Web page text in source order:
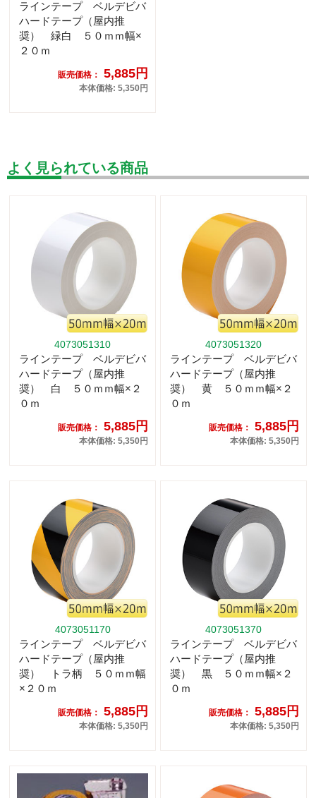
ラインテープ ベルデビバ
ハードテープ（屋内推
奨） 緑白 ５０ｍｍ幅×
２０ｍ
販売価格： 5,885円
本体価格: 5,350円
よく見られている商品
4073051310
ラインテープ ベルデビバ
ハードテープ（屋内推
奨） 白 ５０ｍｍ幅×２
０ｍ
販売価格： 5,885円
本体価格: 5,350円
4073051320
ラインテープ ベルデビバ
ハードテープ（屋内推
奨） 黄 ５０ｍｍ幅×２
０ｍ
販売価格： 5,885円
本体価格: 5,350円
4073051170
ラインテープ ベルデビバ
ハードテープ（屋内推
奨） トラ柄 ５０ｍｍ幅
×２０ｍ
販売価格： 5,885円
本体価格: 5,350円
4073051370
ラインテープ ベルデビバ
ハードテープ（屋内推
奨） 黒 ５０ｍｍ幅×２
０ｍ
販売価格： 5,885円
本体価格: 5,350円